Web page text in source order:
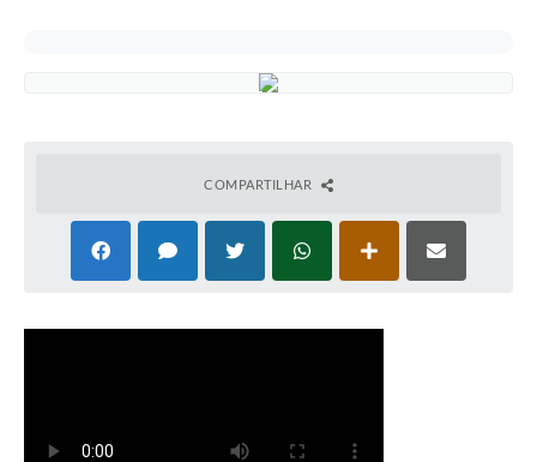
COMPARTILHAR